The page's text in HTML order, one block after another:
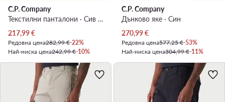
C.P. Company
Текстилни панталони · Сив · Regular Fit
Актуална цена
217,99€
Редовна цена282,99 €-22%
Най-ниска цена242,99 €-10%
C.P. Company
Дънково яке · Син
Актуална цена
270,99€
Редовна цена577,25 €-53%
Най-ниска цена304,99 €-11%